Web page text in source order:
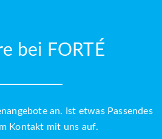
bei FORTÉ
an. Ist etwas Passendes
Kontakt mit uns auf.